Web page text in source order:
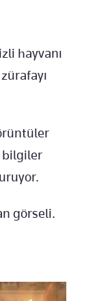
hayvanı
bilgiler
görseli.